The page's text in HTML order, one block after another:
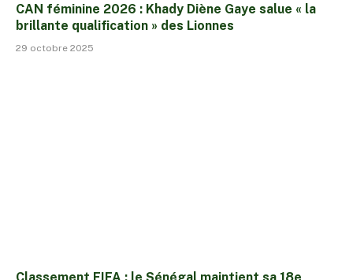
CAN féminine 2026 : Khady Diène Gaye salue « la
brillante qualification » des Lionnes
29 octobre 2025